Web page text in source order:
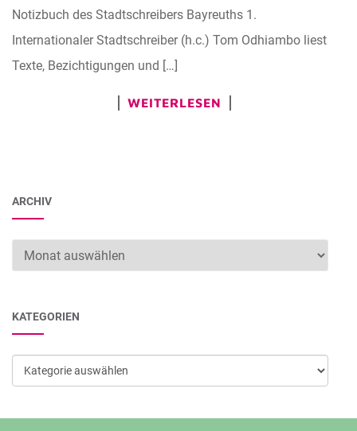
Notizbuch des Stadtschreibers Bayreuths 1.
Internationaler Stadtschreiber (h.c.) Tom Odhiambo liest
Texte, Bezichtigungen und […]
WEITERLESEN
ARCHIV
Archiv
KATEGORIEN
Kategorien